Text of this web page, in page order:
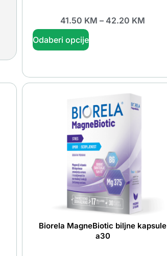
41.50 KM – 42.20 KM
Odaberi opcije
Biorela MagneBiotic biljne kapsule
a30